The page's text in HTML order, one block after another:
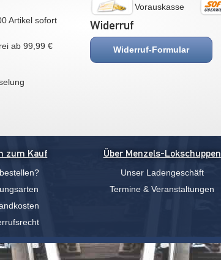
Artikel sofort
ab 99,99 €
Vorauskasse
Widerruf
Widerruf-Formular
zum Kauf Über Menzels-Lokschuppen
Unser Ladengeschäft
Termine & Veranstaltungen